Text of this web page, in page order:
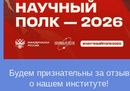
Будем признательны за отзыв
о нашем институте!